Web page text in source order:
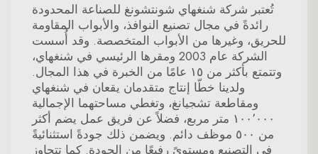
تُعتبر شركة شنغهاي شونتشونغ للصناعة المحدودة
رائدةً في مجال تصنيع النوافذ، والأبواب المقاومة
للحريق، وغيرها من الأبواب المتخصصة. وقد أُسست
الشركة عام 2003 ومقرها الرئيسي في شنغهاي،
وتتمتع بأكثر من ١٥ عامًا من الخبرة في هذا المجال.
ولدينا خطّا إنتاج متقدمان يقعان في شنغهاي
ومقاطعة تشجيانغ، وتغطي مساحتهما الإجمالية
١٠٠٬٠٠٠ متر مربع، فضلاً عن فريق عمل يضم أكثر
من ٥٠٠ موظف دائم. ويضمن ذلك جودةً استثنائيةً
في التصنيع ومستوىً رفيعًا من الجودة. كما تتجاوز